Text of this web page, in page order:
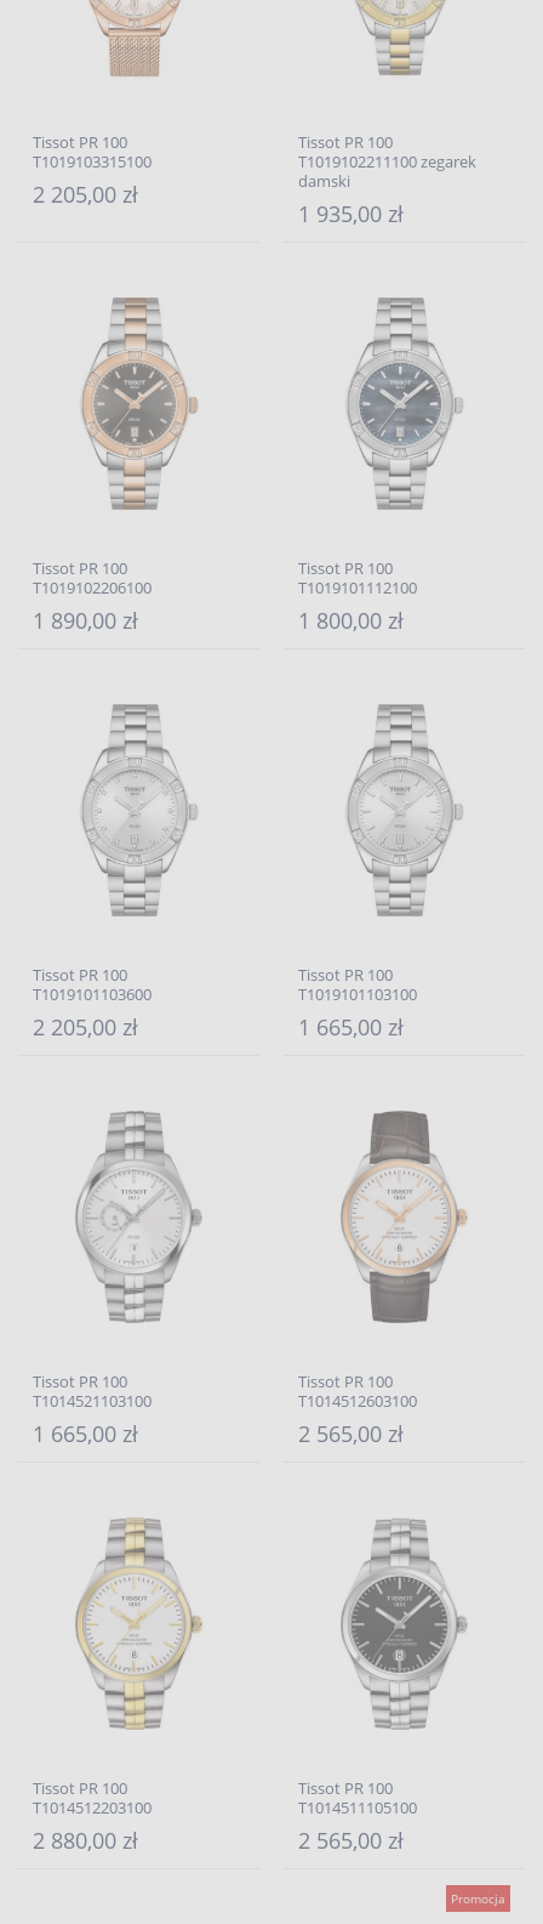
Tissot PR 100
T1019103315100
2 205,00 zł
Tissot PR 100
T1019102211100 zegarek
damski
1 935,00 zł
Tissot PR 100
T1019102206100
1 890,00 zł
Tissot PR 100
T1019101112100
1 800,00 zł
Tissot PR 100
T1019101103600
2 205,00 zł
Tissot PR 100
T1019101103100
1 665,00 zł
Tissot PR 100
T1014521103100
1 665,00 zł
Tissot PR 100
T1014512603100
2 565,00 zł
Tissot PR 100
T1014512203100
2 880,00 zł
Tissot PR 100
T1014511105100
2 565,00 zł
Promocja